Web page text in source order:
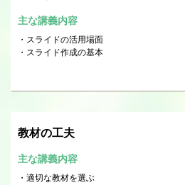
主な講義内容
スライドの活用場面
スライド作成の基本
教材の工夫
主な講義内容
適切な教材を選ぶ